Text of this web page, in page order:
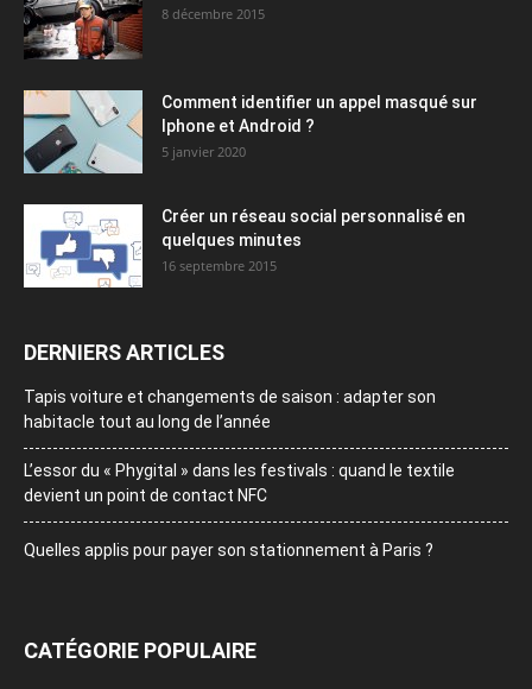
8 décembre 2015
Comment identifier un appel masqué sur
Iphone et Android ?
5 janvier 2020
Créer un réseau social personnalisé en
quelques minutes
16 septembre 2015
DERNIERS ARTICLES
Tapis voiture et changements de saison : adapter son
habitacle tout au long de l’année
L’essor du « Phygital » dans les festivals : quand le textile
devient un point de contact NFC
Quelles applis pour payer son stationnement à Paris ?
CATÉGORIE POPULAIRE